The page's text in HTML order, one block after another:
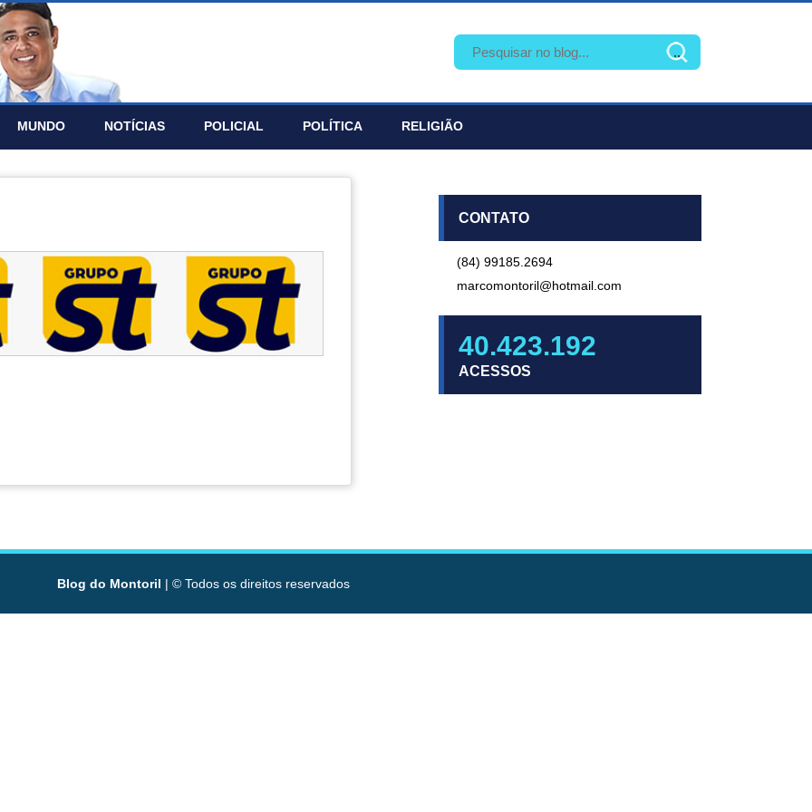
MUNDO NOTÍ­CIAS POLICIAL POLÍTICA RELIGIÃO
CONTATO
(84) 99185.2694
marcomontoril@hotmail.com
40.423.192
ACESSOS
Blog do Montoril | © Todos os direitos reservados